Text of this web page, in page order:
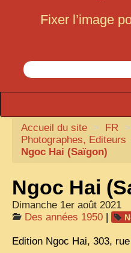
Fixer l’image
CARTACARO
NOS LIVRES
ILLUSTRATEURS
TONKIN
Accueil du site > FR >
Photographes, Editeurs
Ngoc Hai (Saïgon)
Ngoc Hai
Dimanche 1er août 2021
Des années 1950 |
Edition Ngoc Hai, 303,